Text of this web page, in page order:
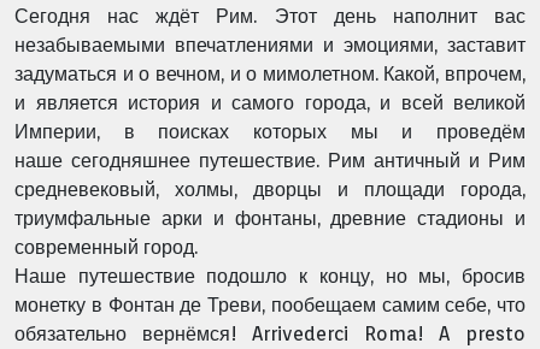
Сегодня нас ждёт Рим. Этот день наполнит вас
незабываемыми впечатлениями и эмоциями, заставит
задуматься и о вечном, и о мимолетном. Какой, впрочем,
и является история и самого города, и всей великой
Империи, в поисках которых мы и проведём
наше сегодняшнее путешествие. Рим античный и Рим
средневековый, холмы, дворцы и площади города,
триумфальные арки и фонтаны, древние стадионы и
современный город.
Наше путешествие подошло к концу, но мы, бросив
монетку в Фонтан де Треви, пообещаем самим себе, что
обязательно вернёмся! Arrivederci Roma! A presto